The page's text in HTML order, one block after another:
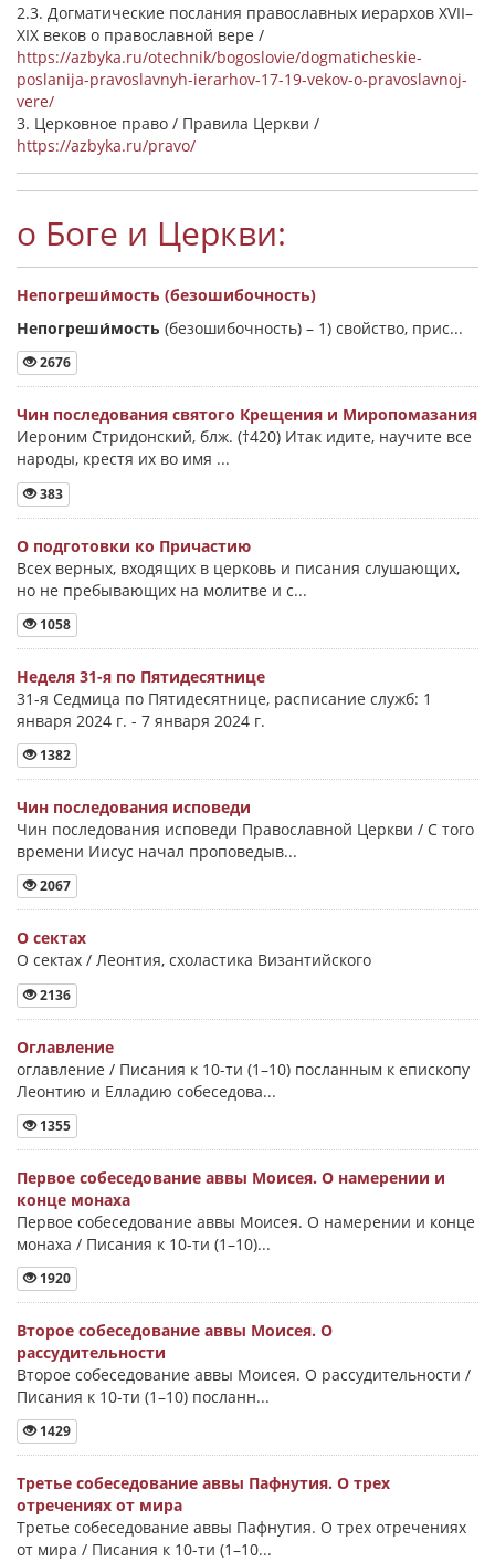
2.3. Догматические послания православных иерархов XVII–
XIX веков о православной вере /
https://azbyka.ru/otechnik/bogoslovie/dogmaticheskie-
poslanija-pravoslavnyh-ierarhov-17-19-vekov-o-pravoslavnoj-
vere/
3. Церковное право / Правила Церкви /
https://azbyka.ru/pravo/
о Боге и Церкви:
Непогреши́мость (безошибочность)
Непогреши́мость (безошибочность) – 1) свойство, прис...
2676
Чин последования святого Крещения и Миропомазания
Иероним Стридонский, блж. (†420) Итак идите, научите все
народы, крестя их во имя ...
383
О подготовки ко Причастию
Всех верных, входящих в церковь и писания слушающих,
но не пребывающих на молитве и с...
1058
Неделя 31-я по Пятидесятнице
31-я Седмица по Пятидесятнице, расписание служб: 1
января 2024 г. - 7 января 2024 г.
1382
Чин последования исповеди
Чин последования исповеди Православной Церкви / С того
времени Иисус начал проповедыв...
2067
О сектах
О сектах / Леонтия, схоластика Византийского
2136
Оглавление
оглавление / Писания к 10-ти (1–10) посланным к епископу
Леонтию и Елладию собеседова...
1355
Первое собеседование аввы Моисея. О намерении и
конце монаха
Первое собеседование аввы Моисея. О намерении и конце
монаха / Писания к 10-ти (1–10)...
1920
Второе собеседование аввы Моисея. О
рассудительности
Второе собеседование аввы Моисея. О рассудительности /
Писания к 10-ти (1–10) посланн...
1429
Третье собеседование аввы Пафнутия. О трех
отречениях от мира
Третье собеседование аввы Пафнутия. О трех отречениях
от мира / Писания к 10-ти (1–10...